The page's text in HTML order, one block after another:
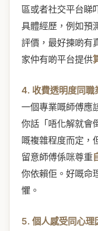
區或者社交平台睇
具體經歷，例如預
評價，最好揀啲有
家仲有啲平台提供
4. 收費透明度同職
一個專業嘅師傅應
你話「唔化解就會
嘅複雜程度而定，
留意師傅係咪尊重
你依賴佢。好嘅命
懼。
5. 個人感受同心理